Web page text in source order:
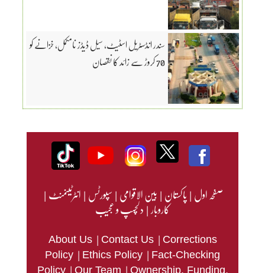
سندر انڈسٹریل اسٹیٹ، سیل ڈیڈز نامکمل، خزانے کو
70 کروڑ سے زائد کا نقصان
صفحہ اول|پاکستان|بین الاقوامی|سپورٹس|انٹرٹینمنٹ|
کاروبار|دلچسپ و عجیب
About Us | Contact Us | Corrections
Policy | Ethics Policy | Fact-Checking
Policy
Our Team Ownership, Funding,